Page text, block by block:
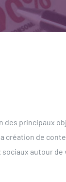
des principaux
création de
autour